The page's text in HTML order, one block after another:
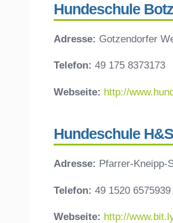
Hundeschule
Adresse: Gotzendorfer
Telefon: 49 175 8373173
Webseite: http://
Hundeschule H&S
Adresse: Pfarrer-Kneipp-
Telefon: 49 1520 6575939
Webseite: http://